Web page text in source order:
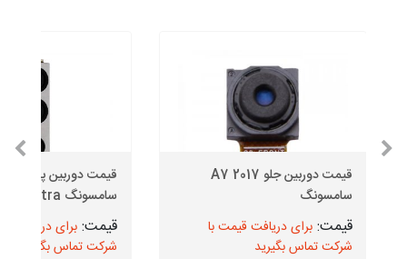
قیمت دوربین جلو A7 2017
سامسونگ
برای دریافت قیمت با
شرکت تماس بگیرید
قیمت دوربین پشت
سامسونگ S20 Ultra
برای دریافت
شرکت تماس بگیرید